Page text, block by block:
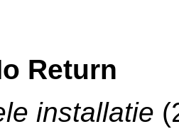
Return
installatie